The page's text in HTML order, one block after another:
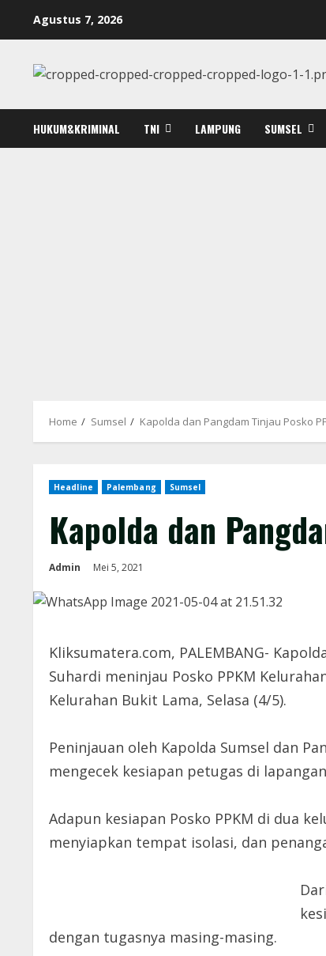
Agustus 7, 2026
HUKUM&KRIMINAL TNI LAMPUNG SUMSEL
Home Sumsel Kapolda dan Pangdam Tinjau Posko
Headline Palembang Sumsel
Kapolda dan
Admin Mei 5, 2021
Kliksumatera.com, PALEMBANG-
Suhardi meninjau Posko PPKM
Kelurahan Bukit Lama, Selasa (4/5).
Peninjauan oleh Kapolda Sumsel dan
mengecek kesiapan petugas di
Adapun kesiapan Posko PPKM di dua
menyiapkan tempat isolasi, dan
dengan tugasnya masing-masing.